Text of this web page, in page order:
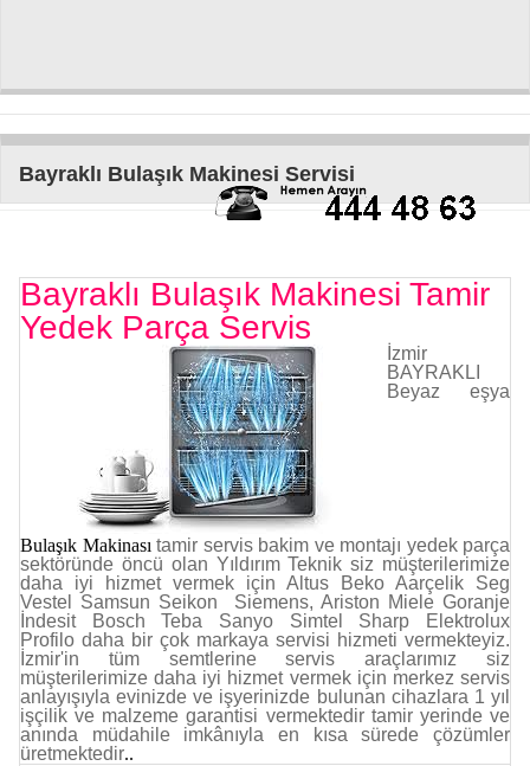
Bayraklı Bulaşık Makinesi Servisi
Bayraklı Bulaşık Makinesi Tamir
Yedek Parça Servis
İzmir
BAYRAKLI
Beyaz eşya
Bulaşık Makinası tamir servis bakim ve montajı yedek parça
sektöründe öncü olan Yıldırım Teknik siz müşterilerimize
daha iyi hizmet vermek için Altus Beko Aarçelik Seg
Vestel Samsun Seikon Siemens, Ariston Miele Goranje
İndesit Bosch Teba Sanyo Simtel Sharp Elektrolux
Profilo daha bir çok markaya servisi hizmeti vermekteyiz.
İzmir'in tüm semtlerine servis araçlarımız siz
müşterilerimize daha iyi hizmet vermek için merkez servis
anlayışıyla evinizde ve işyerinizde bulunan cihazlara 1 yıl
işçilik ve malzeme garantisi vermektedir tamir yerinde ve
anında müdahile imkânıyla en kısa sürede çözümler
üretmektedir..